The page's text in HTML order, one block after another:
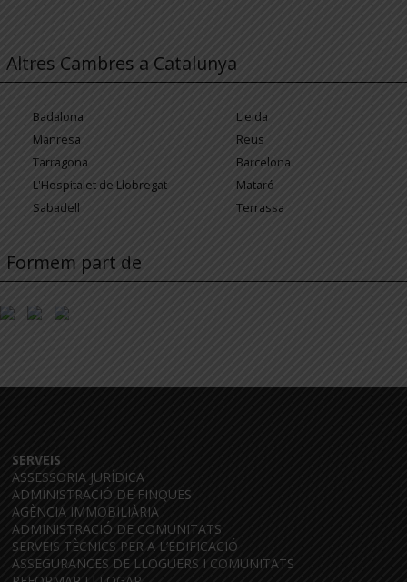
Altres Cambres a Catalunya
Badalona
Lleida
Manresa
Reus
Tarragona
Barcelona
L'Hospitalet de Llobregat
Mataró
Sabadell
Terrassa
Formem part de
SERVEIS
ASSESSORIA JURÍDICA
ADMINISTRACIÓ DE FINQUES
AGÈNCIA IMMOBILIÀRIA
ADMINISTRACIÓ DE COMUNITATS
SERVEIS TÈCNICS PER A L’EDIFICACIÓ
ASSEGURANCES DE LLOGUERS I COMUNITATS